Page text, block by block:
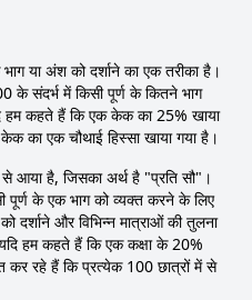
या अंश को दर्शाने का एक तरीका है।
के संदर्भ में किसी पूर्ण के कितने भाग
हम कहते हैं कि एक केक का 25% खाया
का एक चौथाई हिस्सा खाया गया है।
है, जिसका अर्थ है "प्रति सौ"।
पूर्ण के एक भाग को व्यक्त करने के लिए
दर्शाने और विभिन्न मात्राओं की तुलना
हम कहते हैं कि एक कक्षा के 20%
कर रहे हैं कि प्रत्येक 100 छात्रों में से